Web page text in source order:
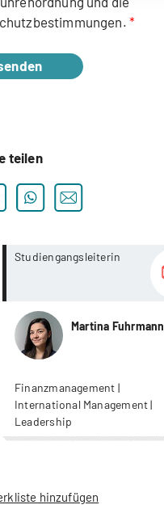
teilen
Studiengangsleiterin
Martina Fuhrmann
Finanzmanagement |
International Management |
Leadership
hinzufügen